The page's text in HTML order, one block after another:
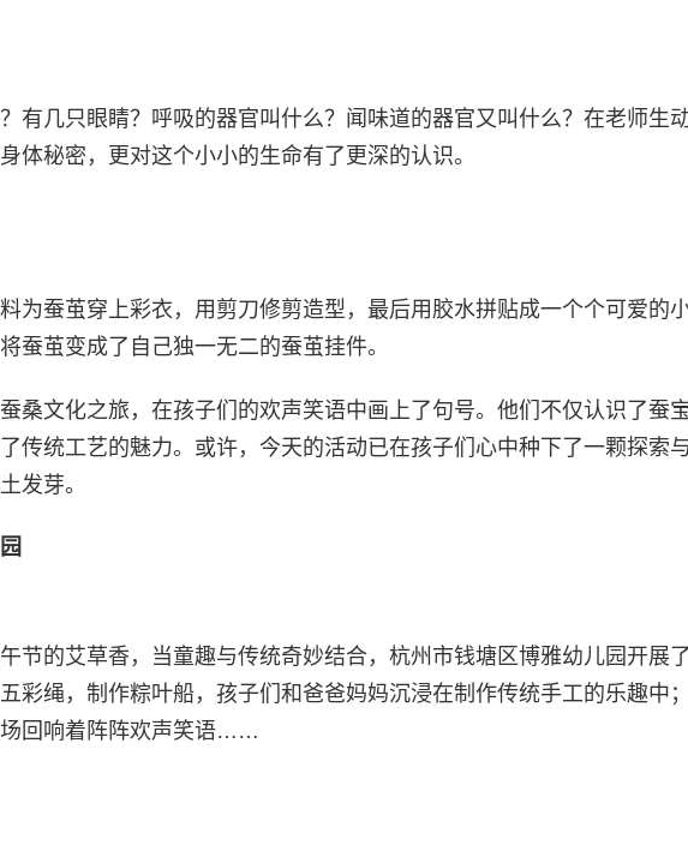
有几只眼睛？呼吸的器官叫什么？闻味道的器官又叫什么？在老师生动
体秘密，更对这个小小的生命有了更深的认识。
为蚕茧穿上彩衣，用剪刀修剪造型，最后用胶水拼贴成一个个可爱的
蚕茧变成了自己独一无二的蚕茧挂件。
桑文化之旅，在孩子们的欢声笑语中画上了句号。他们不仅认识了蚕
传统工艺的魅力。或许，今天的活动已在孩子们心中种下了一颗探索
发芽。
节的艾草香，当童趣与传统奇妙结合，杭州市钱塘区博雅幼儿园开展
彩绳，制作粽叶船，孩子们和爸爸妈妈沉浸在制作传统手工的乐趣中
回响着阵阵欢声笑语……